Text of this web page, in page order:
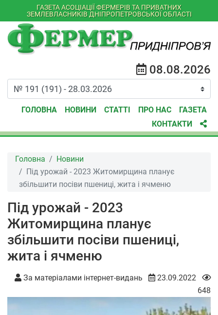
ГАЗЕТА АСОЦІАЦІЇ ФЕРМЕРІВ ТА ПРИВАТНИХ
ЗЕМЛЕВЛАСНИКІВ ДНІПРОПЕТРОВСЬКОЇ ОБЛАСТІ
08.08.2026
ГОЛОВНА НОВИНИ СТАТТІ ПРО НАС
ГАЗЕТА
КОНТАКТИ
Головна
Новини
Під урожай - 2023 Житомирщина планує
збільшити посіви пшениці, жита і ячменю
Під урожай - 2023
Житомирщина планує
збільшити посіви пшениці,
жита і ячменю
За матеріалами інтернет-видань
23.09.2022
648